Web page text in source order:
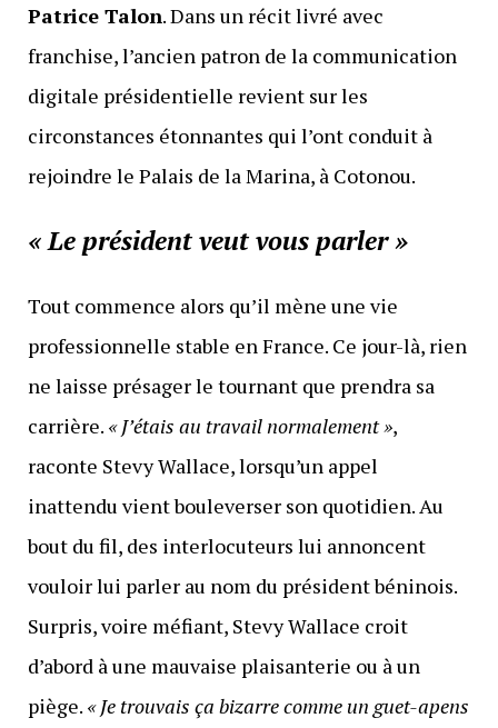
Patrice Talon. Dans un récit livré avec
franchise, l’ancien patron de la communication
digitale présidentielle revient sur les
circonstances étonnantes qui l’ont conduit à
rejoindre le Palais de la Marina, à Cotonou.
« Le président veut vous parler »
Tout commence alors qu’il mène une vie
professionnelle stable en France. Ce jour-là, rien
ne laisse présager le tournant que prendra sa
carrière. « J’étais au travail normalement »,
raconte Stevy Wallace, lorsqu’un appel
inattendu vient bouleverser son quotidien. Au
bout du fil, des interlocuteurs lui annoncent
vouloir lui parler au nom du président béninois.
Surpris, voire méfiant, Stevy Wallace croit
d’abord à une mauvaise plaisanterie ou à un
piège. « Je trouvais ça bizarre comme un guet-apens